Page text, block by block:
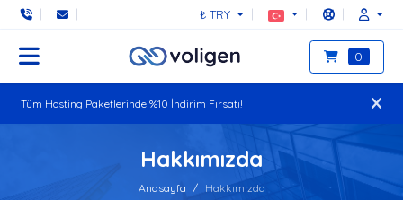
₺ TRY
0
Tüm Hosting Paketlerinde %10 İndirim Fırsatı!
Hakkımızda
Anasayfa Hakkımızda